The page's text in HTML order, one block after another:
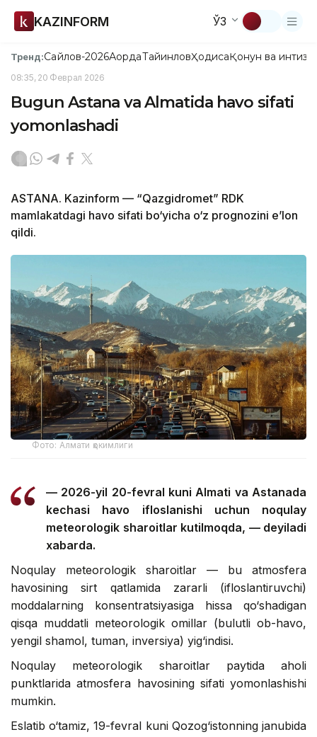
KAZINFORM ЎЗ
Тренд:Сайлов-2026АқордаТайинловҲодисаҚонун ва
08:35, 20 Феврал 2026
Bugun Astana va Almatida havo sifati
yomonlashadi
ASTANA. Kazinform — “Qazgidromet” RDK
mamlakatdagi havo sifati bo‘yicha o‘z prognozini e’lon
qildi.
Фото: Алмати ҳокимлиги
— 2026-yil 20-fevral kuni Almati va Astanada
kechasi havo ifloslanishi uchun noqulay
meteorologik sharoitlar kutilmoqda, — deyiladi
xabarda.
Noqulay meteorologik sharoitlar — bu atmosfera
havosining sirt qatlamida zararli (ifloslantiruvchi)
moddalarning konsentratsiyasiga hissa qo‘shadigan
qisqa muddatli meteorologik omillar (bulutli ob-havo,
yengil shamol, tuman, inversiya) yig‘indisi.
Noqulay meteorologik sharoitlar paytida aholi
punktlarida atmosfera havosining sifati yomonlashishi
mumkin.
Eslatib o‘tamiz, 19-fevral kuni Qozog‘istonning janubida